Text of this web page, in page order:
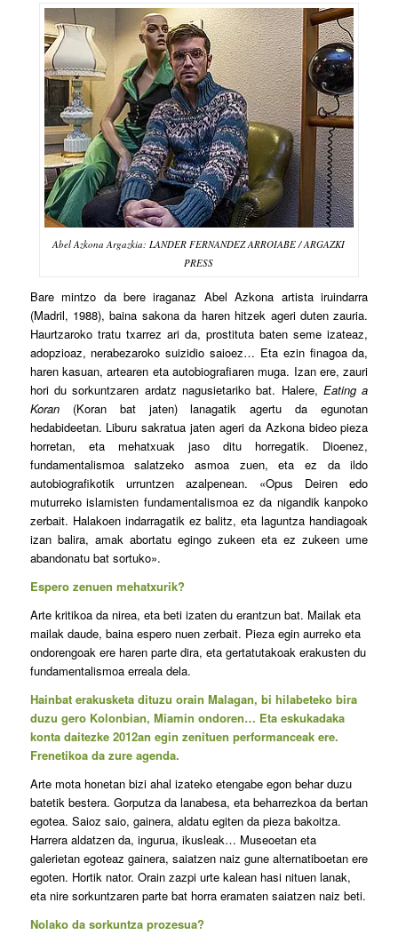
Abel Azkona Argazkia: LANDER FERNANDEZ ARROIABE / ARGAZKI
PRESS
Bare mintzo da bere iraganaz Abel Azkona artista iruindarra
(Madril, 1988), baina sakona da haren hitzek ageri duten zauria.
Haurtzaroko tratu txarrez ari da, prostituta baten seme izateaz,
adopzioaz, nerabezaroko suizidio saioez… Eta ezin finagoa da,
haren kasuan, artearen eta autobiografiaren muga. Izan ere, zauri
hori du sorkuntzaren ardatz nagusietariko bat. Halere,Eating a
Koran(Koran bat jaten) lanagatik agertu da egunotan
hedabideetan. Liburu sakratua jaten ageri da Azkona bideo pieza
horretan, eta mehatxuak jaso ditu horregatik. Dioenez,
fundamentalismoa salatzeko asmoa zuen, eta ez da ildo
autobiografikotik urruntzen azalpenean. «Opus Deiren edo
muturreko islamisten fundamentalismoa ez da nigandik kanpoko
zerbait. Halakoen indarragatik ez balitz, eta laguntza handiagoak
izan balira, amak abortatu egingo zukeen eta ez zukeen ume
abandonatu bat sortuko».
Espero zenuen mehatxurik?
Arte kritikoa da nirea, eta beti izaten du erantzun bat. Mailak eta
mailak daude, baina espero nuen zerbait. Pieza egin aurreko eta
ondorengoak ere haren parte dira, eta gertatutakoak erakusten du
fundamentalismoa erreala dela.
Hainbat erakusketa dituzu orain Malagan, bi hilabeteko bira
duzu gero Kolonbian, Miamin ondoren… Eta eskukadaka
konta daitezke 2012an egin zenituen performanceak ere.
Frenetikoa da zure agenda.
Arte mota honetan bizi ahal izateko etengabe egon behar duzu
batetik bestera. Gorputza da lanabesa, eta beharrezkoa da bertan
egotea. Saioz saio, gainera, aldatu egiten da pieza bakoitza.
Harrera aldatzen da, ingurua, ikusleak… Museoetan eta
galerietan egoteaz gainera, saiatzen naiz gune alternatiboetan ere
egoten. Hortik nator. Orain zazpi urte kalean hasi nituen lanak,
eta nire sorkuntzaren parte bat horra eramaten saiatzen naiz beti.
Nolako da sorkuntza prozesua?